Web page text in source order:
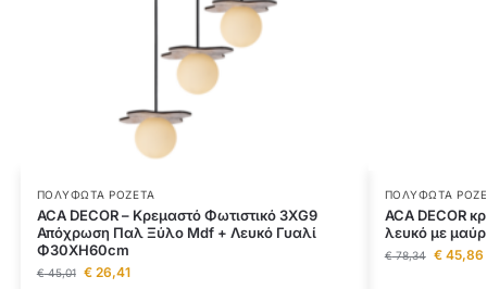
ΠΟΛΎΦΩΤΑ ΡΟΖΈΤΑ
ACA DECOR – Κρεμαστό Φωτιστικό 3ΧG9
Απόχρωση Παλ Ξύλο Mdf + Λευκό Γυαλί
Φ30ΧΗ60cm
€45,01 €26,41
ΠΟΛΎΦΩΤΑ
ACA DECOR
λευκό με
€78,34 €45,86